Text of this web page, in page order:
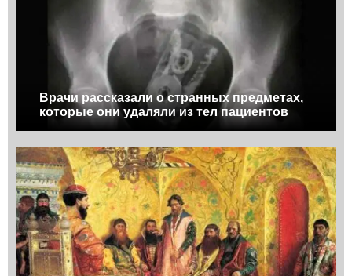
Врачи рассказали о странных предметах,
которые они удаляли из тел пациентов